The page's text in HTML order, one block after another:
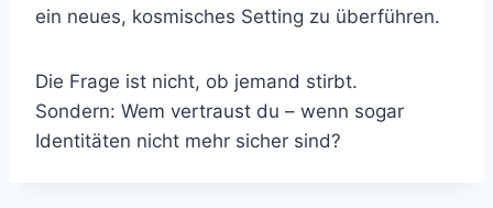
ein neues, kosmisches Setting zu überführen.
Die Frage ist nicht, ob jemand stirbt.
Sondern: Wem vertraust du – wenn sogar
Identitäten nicht mehr sicher sind?